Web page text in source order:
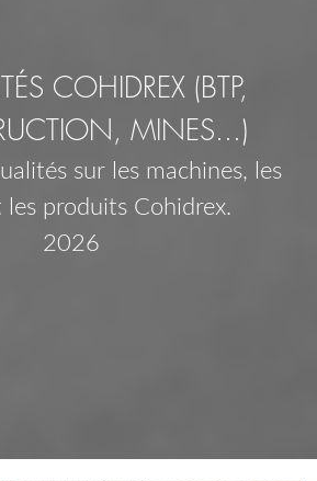
COHIDREX (BTP,
MINES...)
sur les machines, les
les produits Cohidrex.
2026